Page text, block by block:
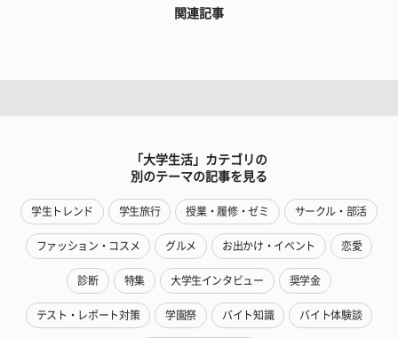
関連記事
「大学生活」カテゴリの
別のテーマの記事を見る
学生トレンド 学生旅行 授業・履修・ゼミ サークル・部活
ファッション・コスメ グルメ お出かけ・イベント 恋愛
診断 特集 大学生インタビュー 奨学金
テスト・レポート対策 学園祭 バイト知識 バイト体験談